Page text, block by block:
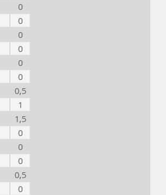
0
0
0
0
0
0
0,5
1
1,5
0
0
0
0,5
0